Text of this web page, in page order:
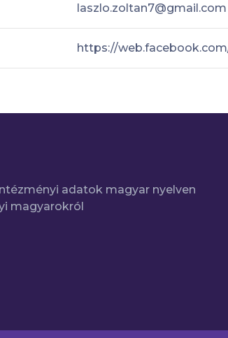
laszlo.zoltan7@gmail.com
https://
adatok magyar nyelven
magyarokról